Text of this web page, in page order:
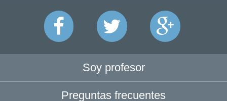
Soy profesor
Preguntas frecuentes